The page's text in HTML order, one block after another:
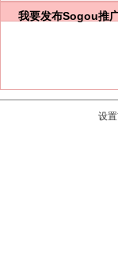
我要发布Sogou推
设